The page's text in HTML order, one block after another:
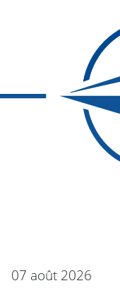
07 août 2026